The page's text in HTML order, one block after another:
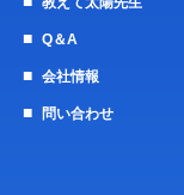
Q＆A
会社情報
問い合わせ